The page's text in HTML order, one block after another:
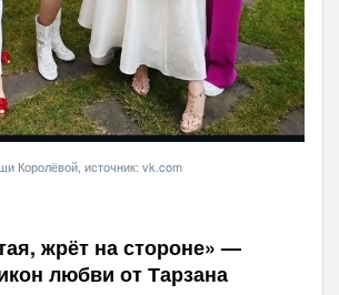
Королёвой, источник: vk.com
жрёт на стороне» —
любви от Тарзана